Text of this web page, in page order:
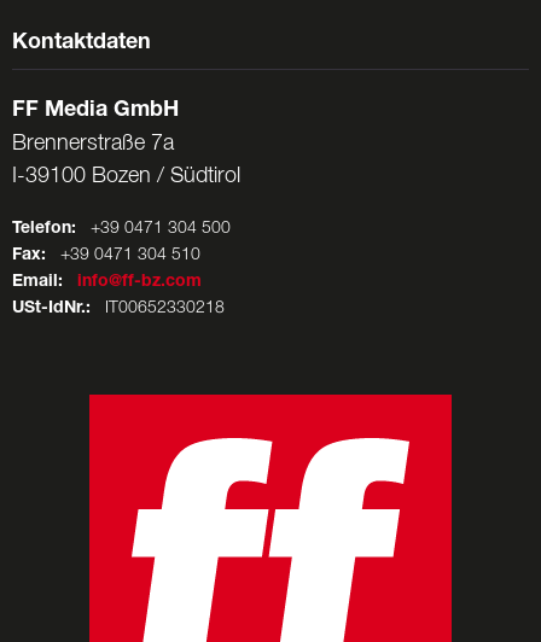
Kontaktdaten
FF Media GmbH
Brennerstraße 7a
I-39100 Bozen / Südtirol
Telefon: +39 0471 304 500
Fax: +39 0471 304 510
Email:
info@ff-bz.com
USt-IdNr.: IT00652330218